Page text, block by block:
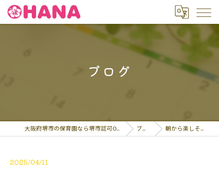
ブログ
大阪府堺市の保育園なら堺市認可OHANA保育園 ブログ 朝から楽しそうな子…
2025/04/11